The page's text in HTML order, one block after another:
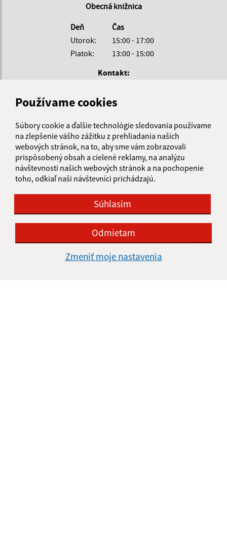
Používame cookies
Súbory cookie a ďalšie technológie sledovania používame
na zlepšenie vášho zážitku z prehliadania našich
webových stránok, na to, aby sme vám zobrazovali
prispôsobený obsah a cielené reklamy, na analýzu
návštevnosti našich webových stránok a na pochopenie
toho, odkiaľ naši návštevníci prichádzajú.
Súhlasím
Odmietam
Zmeniť moje nastavenia
Obecná knižnica
Deň
Čas
Utorok:
15:00 - 17:00
Piatok:
13:00 - 15:00
Kontakt:
SNP 138/14
obec@kalinovo.sk
+421 47 43 90 205
IČO: 00316121